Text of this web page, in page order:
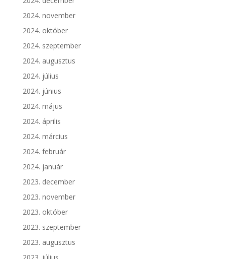
2024. november
2024. október
2024. szeptember
2024. augusztus
2024. július
2024. június
2024. május
2024. április
2024. március
2024. február
2024. január
2023. december
2023. november
2023. október
2023. szeptember
2023. augusztus